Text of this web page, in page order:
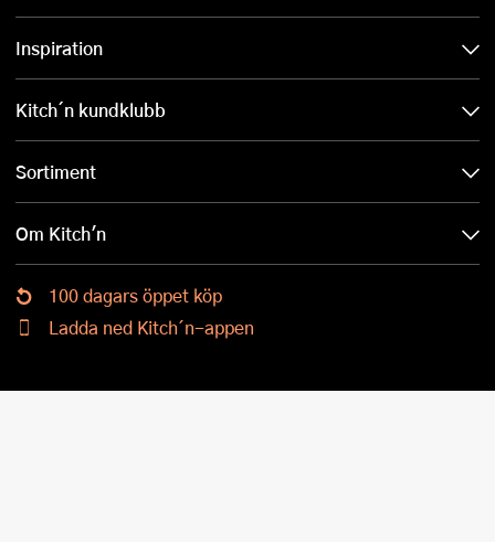
Inspiration
Kitch´n kundklubb
Sortiment
Om Kitch'n
100 dagars öppet köp
Ladda ned Kitch´n-appen